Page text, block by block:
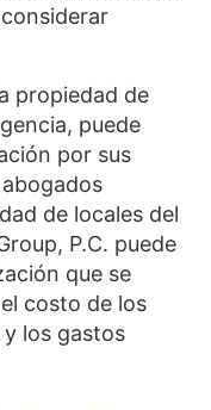
propiedad de
puede
por sus
de locales del
P.C. puede
que se
costo de los
los gastos